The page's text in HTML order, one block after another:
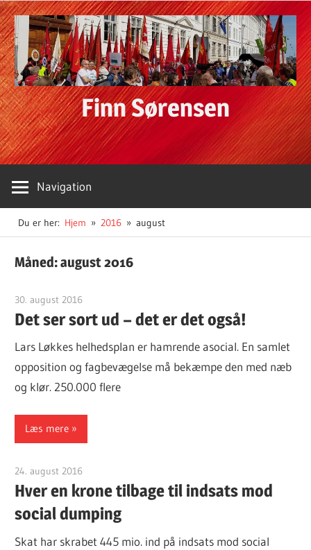
Skip
to
content
Finn Sørensen
Navigation
Du er her: Hjem 2016 august
Måned:august 2016
30. august 2016
Det ser sort ud – det er det også!
Lars Løkkes helhedsplan er hamrende asocial. En samlet
opposition og fagbevægelse må bekæmpe den med næb
og klør. 250.000 flere
Læs mere
24. august 2016
Hver en krone tilbage til indsats mod
social dumping
Skat har skrabet 445 mio. ind på indsats mod social